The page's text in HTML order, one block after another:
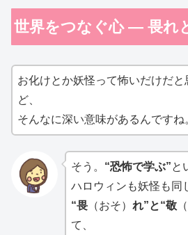
世界をつなぐ心 ― 畏れ
お化けとか妖怪って怖いだけだと
ど、
そんなに深い意味があるんですね
そう。 “恐怖で学ぶ”と
ハロウィンも妖怪も同
“畏（おそ） れ”と“敬
て、